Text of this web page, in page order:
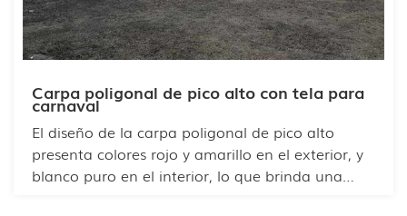
Carpa poligonal de pico alto con tela para
carnaval
El diseño de la carpa poligonal de pico alto
presenta colores rojo y amarillo en el exterior, y
blanco puro en el interior, lo que brinda una